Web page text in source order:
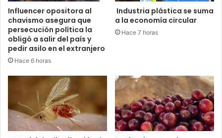
Influencer opositora al
chavismo asegura que
persecución política la
obligó a salir del país y
pedir asilo en el extranjero
Hace 6 horas
Industria plástica se suma
a la economía circular
Hace 7 horas